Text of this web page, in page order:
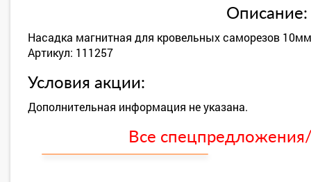
Описание:
Насадка магнитная для кровельных саморезов
Артикул: 111257
Условия акции:
Дополнительная информация не указана.
Все